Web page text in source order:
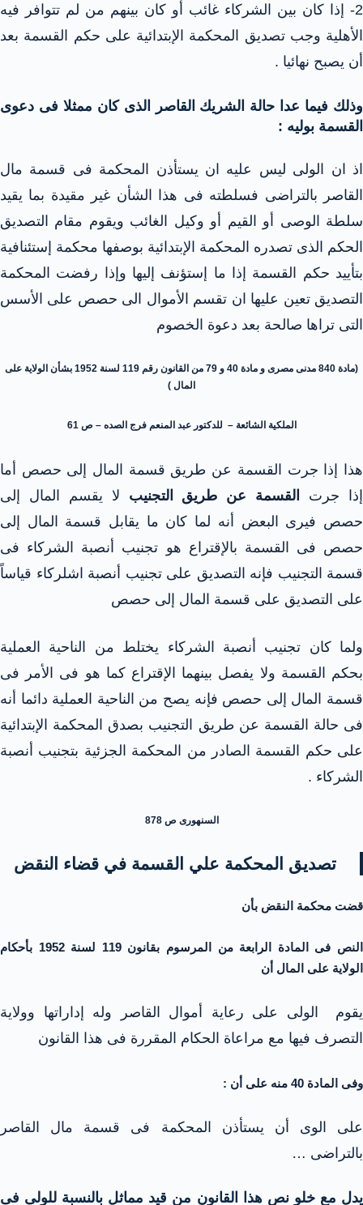
2- إذا كان بين الشركاء غائب أو كان بينهم من لم تتوافر فيه
الأهلية وجب تصديق المحكمة الإبتدائية على حكم القسمة بعد
أن يصبح نهائيا .
وذلك فيما عدا حالة الشريك القاصر
الذى كان ممثلا فى دعوى
القسمة بوليه :
اذ ان الولى ليس عليه ان يستأذن المحكمة فى قسمة مال
القاصر بالتراضى فسلطته فى هذا الشأن غير مقيدة بما يقيد
سلطة الوصى أو القيم أو وكيل الغائب ويقوم مقام التصديق
الحكم الذى تصدره المحكمة الإبتدائية بوصفها محكمة إستئنافية
بتأييد حكم القسمة إذا ما إستؤنف إليها وإذا رفضت المحكمة
التصديق تعين عليها ان تقسم الأموال الى حصص على الأسس
التى تراها صالحة بعد دعوة الخصوم
(مادة 840 مدنى مصرى و مادة 40 و 79 من القانون رقم 119 لسنة 1952 بشأن الولاية على
المال )
الملكية الشائعة – للدكتور عبد المنعم فرج الصده – ص 61
هذا إذا جرت القسمة عن طريق قسمة المال إلى حصص أما
إذا جرت
القسمة عن طريق التجنيب لا يقسم المال إلى
حصص فيرى البعض أنه لما كان ما يقابل قسمة المال إلى
حصص فى القسمة بالإقتراع هو تجنيب أنصبة الشركاء فى
قسمة التجنيب فإنه التصديق على تجنيب أنصبة اشلركاء قياساً
على التصديق على قسمة المال إلى حصص
ولما كان تجنيب أنصبة الشركاء يختلط من الناحية العملية
بحكم القسمة ولا يفصل بينهما الإقتراع كما هو فى الأمر فى
قسمة المال إلى حصص فإنه يصح من الناحية العملية دائما أنه
فى حالة القسمة عن طريق التجنيب بصدق المحكمة الإبتدائية
على حكم القسمة الصادر من المحكمة الجزئية بتجنيب أنصبة
الشركاء .
السنهورى ص 878
تصديق المحكمة علي القسمة في قضاء النقض
قضت محكمة النقض بأن
النص فى المادة الرابعة من المرسوم بقانون 119 لسنة 1952 بأحكام
الولاية على المال أن
يقوم الولى على رعاية أموال القاصر وله إداراتها وولاية
التصرف فيها مع مراعاة الحكام المقررة فى هذا القانون
وفى المادة 40 منه على أن :
على الوى أن يستأذن المحكمة فى قسمة مال القاصر
بالتراضى …
يدل مع خلو نص هذا القانون من قيد مماثل بالنسبة للولى فى